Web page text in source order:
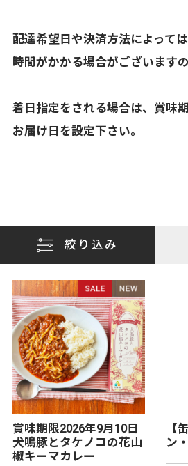
配達希望日や決済方法によって
時間がかかる場合がございます
着日指定をされる場合は、賞味
お届け日を設定下さい。
絞り込み
賞味期限2026年9月10日
犬鳴豚とタケノコの花山
椒キーマカレー
【
ン